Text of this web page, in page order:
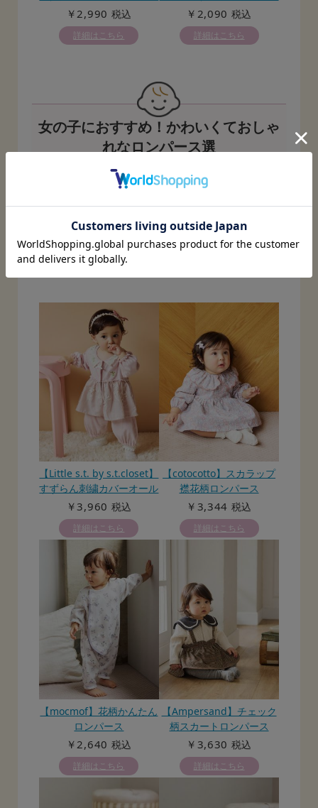
ロンパース
￥2,990 税込
詳細はこちら
プリントロンパース
￥2,090 税込
詳細はこちら
女の子におすすめ！かわいくておしゃ
れなロンパース選
女の子におすすめのかわいらしい
ロンパースを集めました。愛らしさのある
商品から大人顔負けのデザイン性の高い商
品まで幅広くご紹介します。
【Little s.t. by s.t.closet】
すずらん刺繍カバーオール
￥3,960 税込
詳細はこちら
【cotocotto】スカラップ
襟花柄ロンパース
￥3,344 税込
詳細はこちら
【mocmof】花柄かんたん
ロンパース
￥2,640 税込
詳細はこちら
【Ampersand】チェック
柄スカートロンパース
￥3,630 税込
詳細はこちら